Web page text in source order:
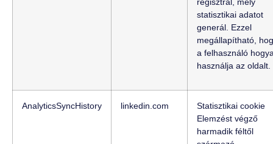
regisztrál, mely
statisztikai adatot
generál. Ezzel
megállapítható,
a felhasználó
használja az oldalt.
AnalyticsSyncHistory linkedin.com
Statisztikai cookie
Elemzést végző
harmadik féltől